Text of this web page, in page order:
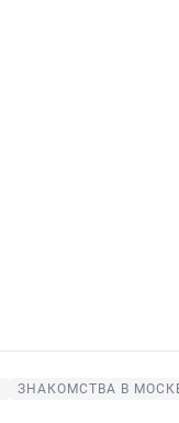
ЗНАКОМСТВА В